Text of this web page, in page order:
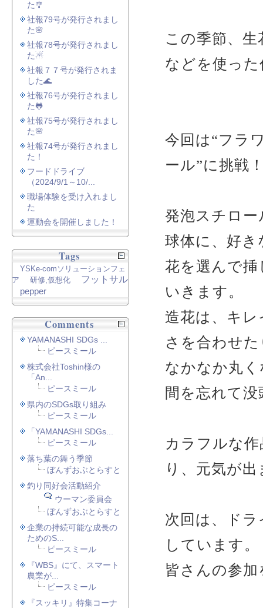
この季節、
などを使っ
今回は“フラ
ール”に挑戦
発泡スチロー
球体に、好き
花を選んで挿
いきます。
造花は、キ
さを合わせ
なかなか丸
間を忘れて
カラフルな
り、元気が
次回は、ド
しています。
皆さんの参
た🎐
社報79号が発行されまし
た🌸
社報78号が発行されまし
た☃
社報７７号が発行されま
した🌊
社報76号が発行されまし
た🐸
社報75号が発行されまし
た🌸
社報74号が発行されまし
た！
フードドライブ
（2024/9/1～10/...
職場体験を受け入れまし
た
運動会を開催しました！
Tags
YSKe-comソリューションフェ
ア
研修,仮想化
フットサル
pepper
Comments
YAMANASHI SDGs ...
ピースミール
株式会社Toshin様の
「An...
ピースミール
県内のSDGs取り組み
ピースミール
「YAMANASHI SDGs...
ピースミール
落ち葉の舞う季節
ぼんずおぶとらすと
釣り同好会活動紹介
ウーマン委員会
ぼんずおぶとらすと
企業の持続可能な成長の
ためのS...
ピースミール
『WBS』にて、スマート
農業が...
ピースミール
『スッキリ』特集コーナ